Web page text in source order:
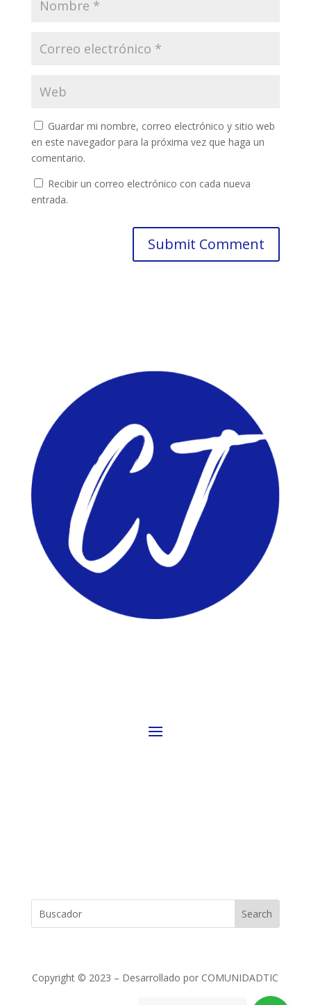
Guardar mi nombre, correo electrónico y sitio web
en este navegador para la próxima vez que haga un
comentario.
Recibir un correo electrónico con cada nueva
entrada.
Copyright © 2023 – Desarrollado por COMUNIDADTIC